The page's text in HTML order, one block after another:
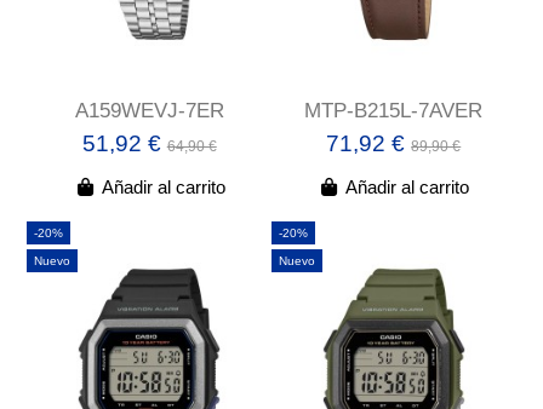
A159WEVJ-7ER
51,92 €64,90 €
Añadir al carrito
MTP-B215L-7AVER
71,92 €89,90 €
Añadir al carrito
-20%
Nuevo
-20%
Nuevo